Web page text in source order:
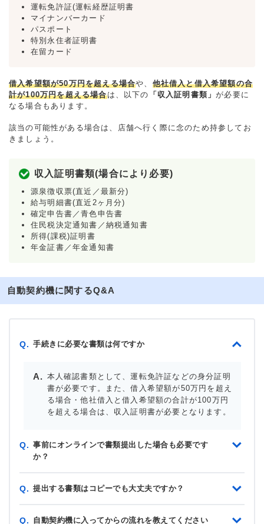
運転免許証(運転経歴証明書
マイナンバーカード
パスポート
特別永住者証明書
在留カード
借入希望額が50万円を超える場合や、 他社借入と借入希望額の合
計が100万円を超える場合は、以下の 「収入証明書類」が必要に
なる場合もあります。
該当の可能性がある場合は、店舗へ行く際に念のため持参してお
きましょう。
収入証明書類(場合により必要)
源泉徴収票(直近／最新分)
給与明細書(直近2ヶ月分)
確定申告書／青色申告書
住民税決定通知書／納税通知書
所得(課税)証明書
年金証書／年金通知書
自動契約機に関するQ&A
Q. 手続きに必要な書類は何ですか
本人確認書類として、運転免許証などの身分証明
書が必要です。また、借入希望額が50万円を超え
る場合・他社借入と借入希望額の合計が100万円
を超える場合は、収入証明書が必要となります。
Q. 事前にオンラインで書類提出した場合も必要です
か？
Q. 提出する書類はコピーでも大丈夫ですか？
Q. 自動契約機に入ってからの流れを教えてください